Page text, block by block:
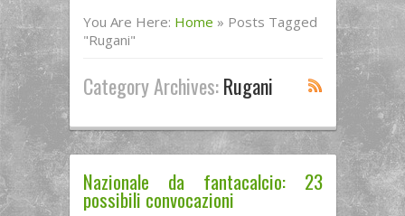
You Are Here: Home » Posts Tagged
"Rugani"
Category Archives:Rugani
Nazionale da fantacalcio: 23
possibili convocazioni